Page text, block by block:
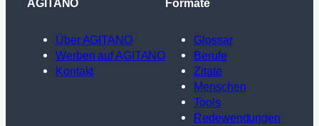
AGITANO
Über AGITANO
Werben auf AGITANO
Kontakt
Formate
Glossar
Berufe
Zitate
Menschen
Tools
Redewendungen